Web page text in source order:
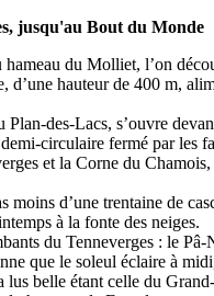
jusqu'au Bout du Monde
hameau du Molliet, l’on
d’une hauteur de 400 m,
Plan-des-Lacs, s’ouvre
circulaire fermé par les
et la Corne du
moins d’une trentaine de
à la fonte des neiges.
du Tenneverges : le
que le soleul éclaire à
lus belle étant celle du